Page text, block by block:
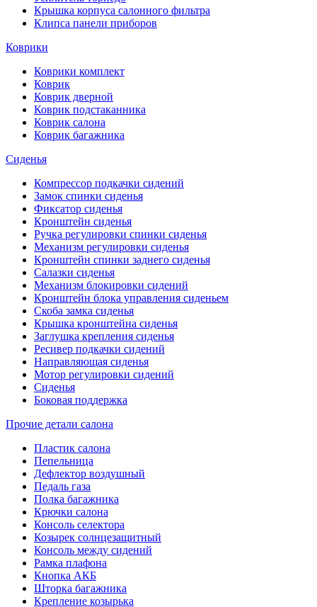
Крышка корпуса салонного фильтра
Клипса панели приборов
Коврики
Коврики комплект
Коврик
Коврик дверной
Коврик подстаканника
Коврик салона
Коврик багажника
Сиденья
Компрессор подкачки сидений
Замок спинки сиденья
Фиксатор сиденья
Кронштейн сиденья
Ручка регулировки спинки сиденья
Механизм регулировки сиденья
Кронштейн спинки заднего сиденья
Салазки сиденья
Механизм блокировки сидений
Кронштейн блока управления сиденьем
Скоба замка сиденья
Крышка кронштейна сиденья
Заглушка крепления сиденья
Ресивер подкачки сидений
Направляющая сиденья
Мотор регулировки сидений
Сиденья
Боковая поддержка
Прочие детали салона
Пластик салона
Пепельница
Дефлектор воздушный
Педаль газа
Полка багажника
Крючки салона
Консоль селектора
Козырек солнцезащитный
Консоль между сидений
Рамка плафона
Кнопка АКБ
Шторка багажника
Крепление козырька